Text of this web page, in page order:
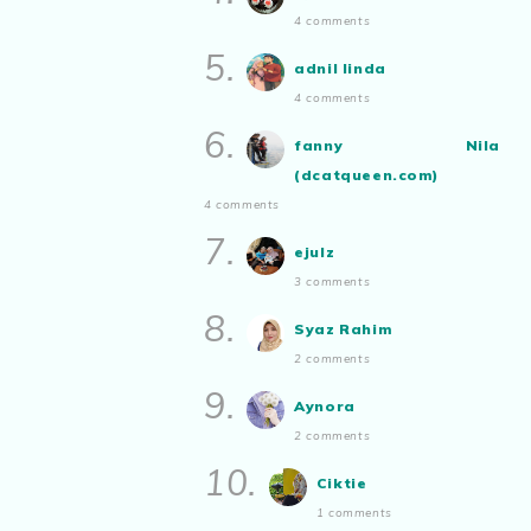
4 comments
5. adnil linda
4 comments
6.
fanny Nila
(dcatqueen.com)
4 comments
7. ejulz
3 comments
8. Syaz Rahim
2 comments
9. Aynora
2 comments
10. Ciktie
1 comments